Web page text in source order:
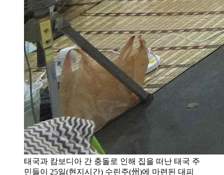
태국과 캄보디아 간 충돌로 인해 집을 떠난 태국 주
민들이 25일(현지시간) 수린주(州)에 마련된 대피